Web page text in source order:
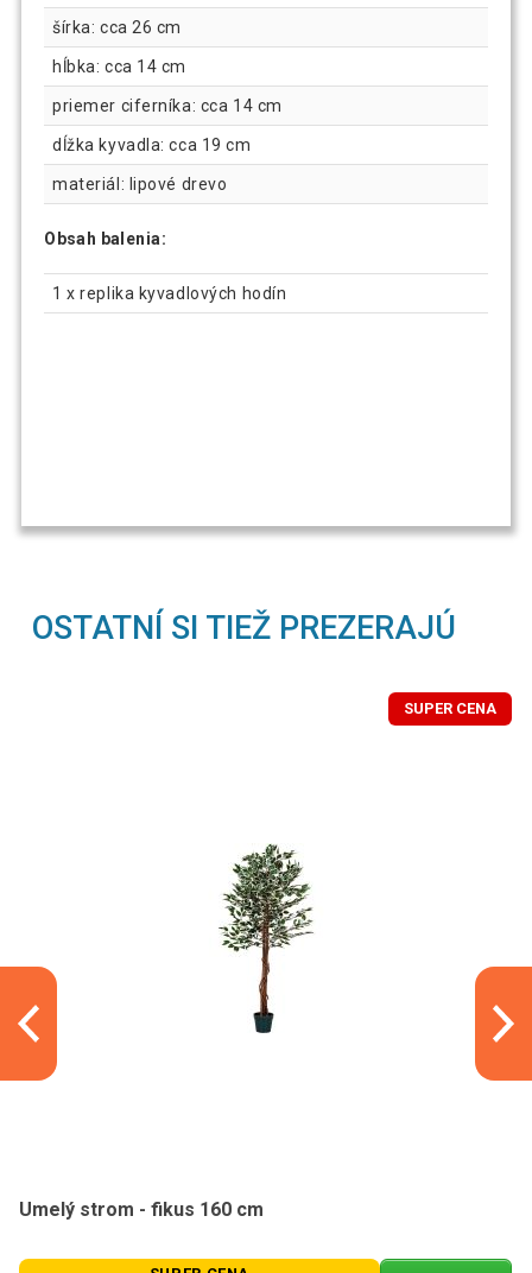
šírka: cca 26 cm
hĺbka: cca 14 cm
priemer ciferníka: cca 14 cm
dĺžka kyvadla: cca 19 cm
materiál: lipové drevo
Obsah balenia:
1 x replika kyvadlových hodín
OSTATNÍ SI TIEŽ PREZERAJÚ
SUPER CENA
Umelý strom - fikus 160 cm